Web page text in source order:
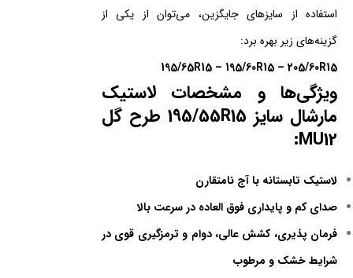
استفاده از سایزهای جایگزین، می‌توان از یکی از
گزینه‌های زیر بهره برد:
195/65R15 – 195/60R15 – 205/60R15
ویژگی‌ها و مشخصات لاستیک
مارشال سایز 195/55R15 طرح گل
MU12:
لاستیک تابستانه با آج نامتقارن
صدای کم و پایداری فوق العاده در سرعت بالا
فرمان پذیری، کشش عالی، دوام و ترمزگیری قوی در
شرایط خشک و مرطوب